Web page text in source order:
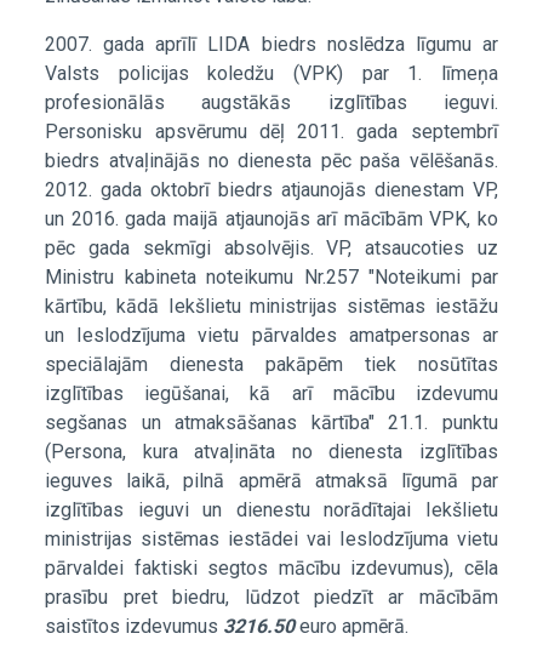
2007. gada aprīlī LIDA biedrs noslēdza līgumu ar
Valsts policijas koledžu (VPK) par 1. līmeņa
profesionālās augstākās izglītības ieguvi.
Personisku apsvērumu dēļ 2011. gada septembrī
biedrs atvaļinājās no dienesta pēc paša vēlēšanās.
2012. gada oktobrī biedrs atjaunojās dienestam VP,
un 2016. gada maijā atjaunojās arī mācībām VPK, ko
pēc gada sekmīgi absolvējis. VP, atsaucoties uz
Ministru kabineta noteikumu Nr.257 "Noteikumi par
kārtību, kādā Iekšlietu ministrijas sistēmas iestāžu
un Ieslodzījuma vietu pārvaldes amatpersonas ar
speciālajām dienesta pakāpēm tiek nosūtītas
izglītības iegūšanai, kā arī mācību izdevumu
segšanas un atmaksāšanas kārtība" 21.1. punktu
(Persona, kura atvaļināta no dienesta izglītības
ieguves laikā, pilnā apmērā atmaksā līgumā par
izglītības ieguvi un dienestu norādītajai Iekšlietu
ministrijas sistēmas iestādei vai Ieslodzījuma vietu
pārvaldei faktiski segtos mācību izdevumus), cēla
prasību pret biedru, lūdzot piedzīt ar mācībām
saistītos izdevumus 3216.50euro apmērā.